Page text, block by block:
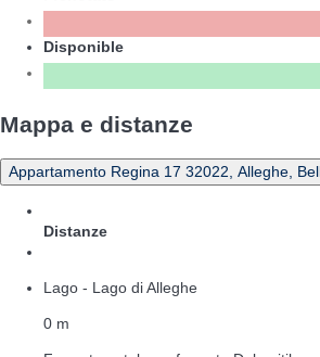
Disponible
Mappa e distanze
Appartamento Regina 17 32022, Alleghe,
Distanze
Lago - Lago di Alleghe
0 m